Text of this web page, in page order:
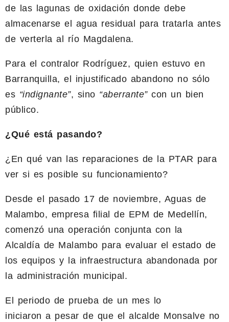
de las lagunas de oxidación donde debe
almacenarse el agua residual para tratarla antes
de verterla al río Magdalena.
Para el contralor Rodríguez, quien estuvo en
Barranquilla, el injustificado abandono no sólo
es “indignante”, sino “aberrante”con un bien
público.
¿Qué está pasando?
¿En qué van las reparaciones de la PTAR para
ver si es posible su funcionamiento?
Desde el pasado 17 de noviembre, Aguas de
Malambo, empresa filial de EPM de Medellín,
comenzó una operación conjunta con la
Alcaldía de Malambo para evaluar el estado de
los equipos y la infraestructura abandonada por
la administración municipal.
El periodo de prueba de un mes lo
iniciaron a pesar de que el alcalde Monsalve no